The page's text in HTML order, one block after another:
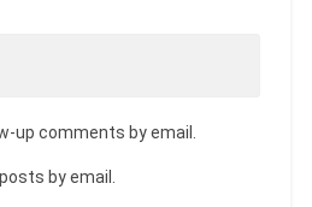
up comments by email.
by email.